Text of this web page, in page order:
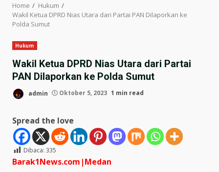
Home
Hukum
Wakil Ketua DPRD Nias Utara dari Partai PAN Dilaporkan ke
Polda Sumut
Hukum
Wakil Ketua DPRD Nias Utara dari Partai
PAN Dilaporkan ke Polda Sumut
admin Oktober 5, 2023 1 min read
Spread the love
Dibaca: 335
Barak1News.com|Medan